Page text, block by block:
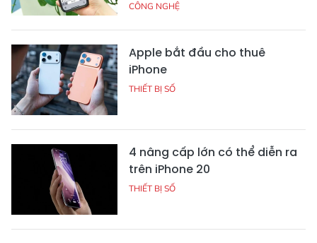
CÔNG NGHỆ
Apple bắt đầu cho thuê
iPhone
THIẾT BỊ SỐ
4 nâng cấp lớn có thể diễn ra
trên iPhone 20
THIẾT BỊ SỐ